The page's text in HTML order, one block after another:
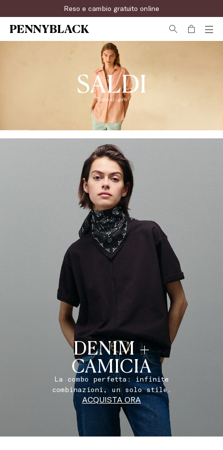
Iscriviti ora alla newsletter!
Reso e cambio gratuito online
DENIM +
CAMICIA
La combo perfetta: infinite
combinazioni, un solo stile.
ACQUISTA ORA